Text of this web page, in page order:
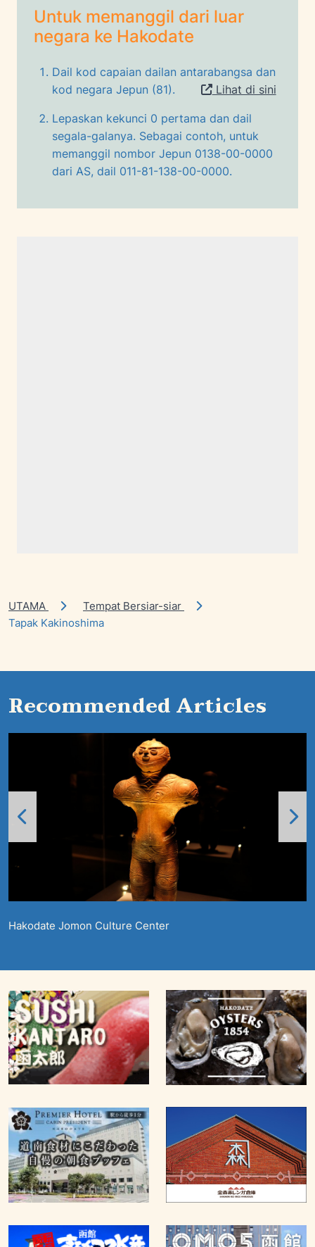
Untuk memanggil dari luar
negara ke Hakodate
Dail kod capaian dailan antarabangsa dan
kod negara Jepun (81).
Lihat di sini
Lepaskan kekunci 0 pertama dan dail
segala-galanya. Sebagai contoh, untuk
memanggil nombor Jepun 0138-00-0000
dari AS, dail 011-81-138-00-0000.
UTAMA
Tempat Bersiar-siar
Tapak Kakinoshima
Recommended Articles
Hakodate Jomon Culture Center